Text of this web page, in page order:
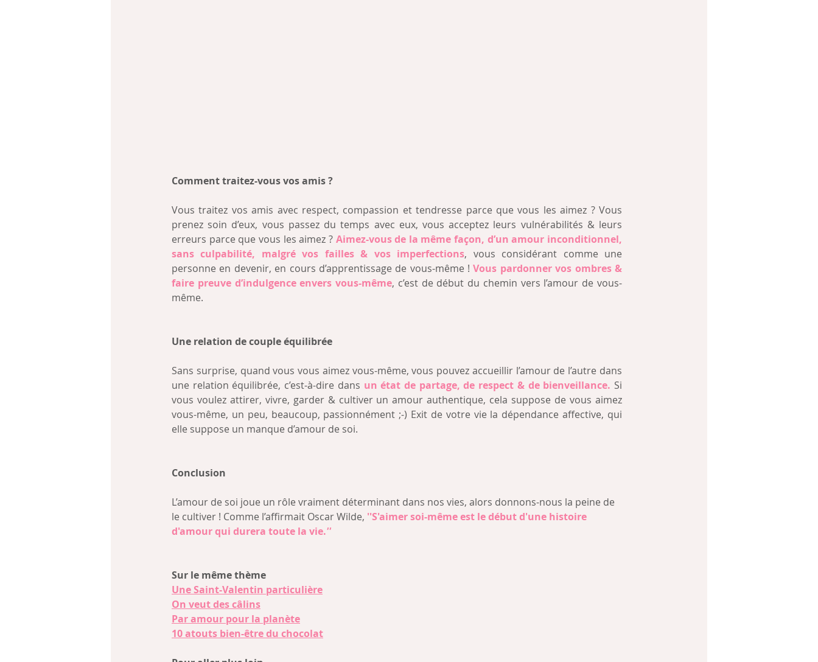
Comment traitez-vous vos amis ?
Vous traitez vos amis avec respect, compassion et tendresse parce que vous les aimez ? Vous
prenez soin d’eux, vous passez du temps avec eux, vous acceptez leurs vulnérabilités & leurs
erreurs parce que vous les aimez ? Aimez-vous de la même façon, d’un amour inconditionnel,
sans culpabilité, malgré vos failles & vos imperfections, vous considérant comme une
personne en devenir, en cours d’apprentissage de vous-même ! Vous pardonner vos ombres &
faire preuve d’indulgence envers vous-même, c’est de début du chemin vers l’amour de vous-
même.
Une relation de couple équilibrée
Sans surprise, quand vous vous aimez vous-même, vous pouvez accueillir l’amour de l’autre dans
une relation équilibrée, c’est-à-dire dans un état de partage, de respect & de bienveillance. Si
vous voulez attirer, vivre, garder & cultiver un amour authentique, cela suppose de vous aimez
vous-même, un peu, beaucoup, passionnément ;-) Exit de votre vie la dépendance affective, qui
elle suppose un manque d’amour de soi.
Conclusion
L’amour de soi joue un rôle vraiment déterminant dans nos vies, alors donnons-nous la peine de
le cultiver ! Comme l’affirmait Oscar Wilde, ''S'aimer soi-même est le début d'une histoire
d'amour qui durera toute la vie.''
Sur le même thème
Une Saint-Valentin particulière
On veut des câlins
Par amour pour la planète
10 atouts bien-être du chocolat